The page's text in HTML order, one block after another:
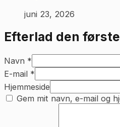
juni 23, 2026
Efterlad den
Navn *
E-mail *
Hjemmeside
Gem mit navn, e-mail og